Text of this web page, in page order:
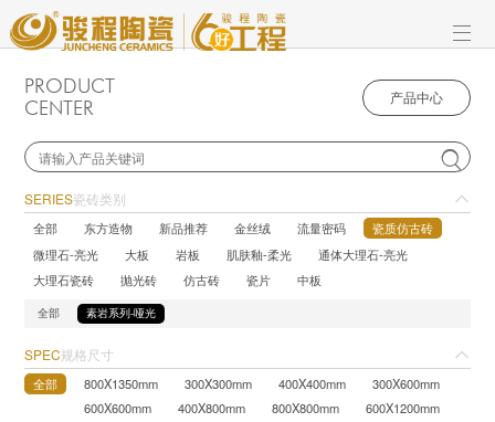
PRODUCT
CENTER
产品中心

SERIES瓷砖类别
全部 东方造物 新品推荐 金丝绒 流量密码
瓷质仿古砖
微理石-亮光
大板 岩板 肌肤釉-柔光
通体大理石-亮光
大理石瓷砖
抛光砖 仿古砖 瓷片 中板
全部 素岩系列-哑光
SPEC规格尺寸
全部 800X1350mm 300X300mm 400X400mm
300X600mm
600X600mm
400X800mm 800X800mm
600X1200mm